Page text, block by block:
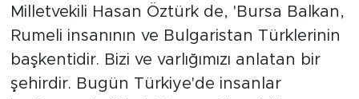
Milletvekili Hasan Öztürk de, 'Bursa Balkan,
Rumeli insanının ve Bulgaristan Türklerinin
başkentidir. Bizi ve varlığımızı anlatan bir
şehirdir. Bugün Türkiye'de insanlar